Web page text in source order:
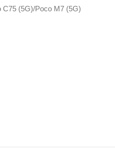
C75 (5G)/Poco M7 (5G)